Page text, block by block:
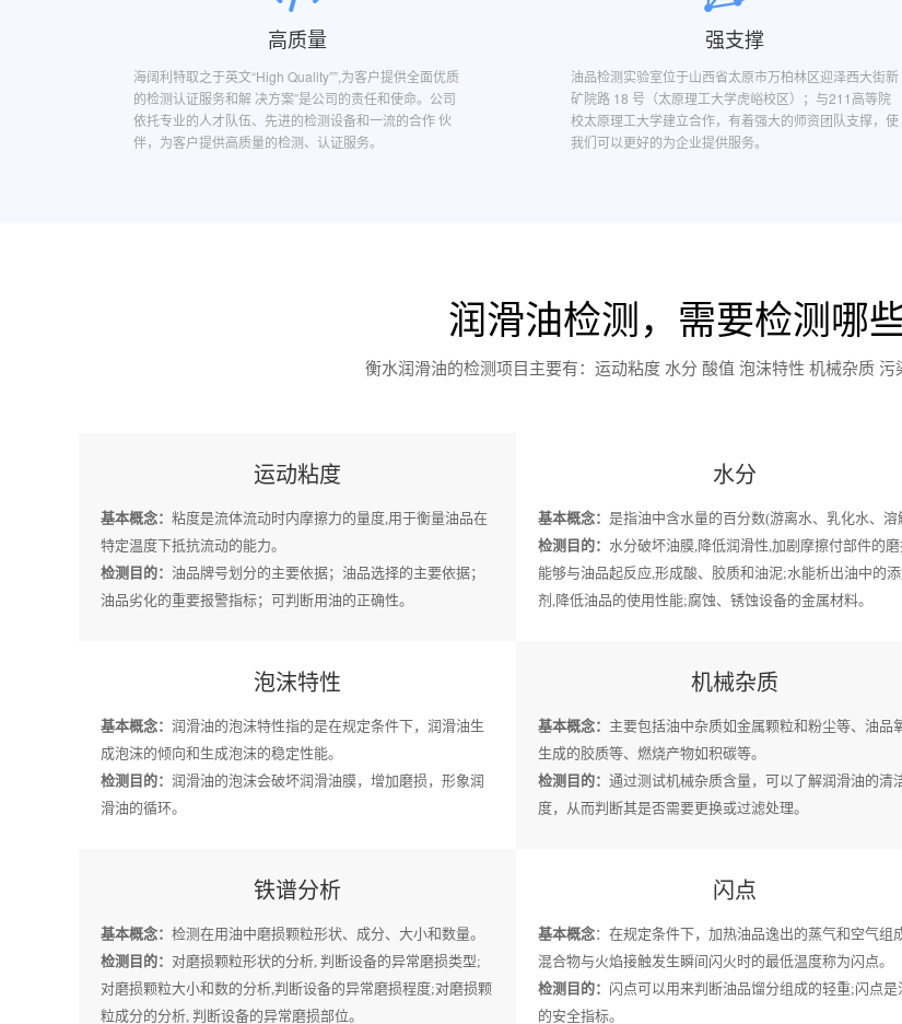
高质量
海阔利特取之于英文“High Quality””,为客户提供全面优质
的检测认证服务和解 决方案”是公司的责任和使命。公司
依托专业的人才队伍、先进的检测设备和一流的合作 伙
伴，为客户提供高质量的检测、认证服务。
强支撑
油品检测实验室位于山西省太原市万柏林区迎泽西大街新
矿院路 18 号（太原理工大学虎峪校区）；与211高等院
校太原理工大学建立合作，有着强大的师资团队支撑，使
我们可以更好的为企业提供服务。
润滑油检测，需要检测哪
衡水润滑油的检测项目主要有：运动粘度 水分 酸值 泡沫特性 机械杂质
运动粘度
基本概念： 粘度是流体流动时内摩擦力的量度,用于衡量油品在
特定温度下抵抗流动的能力。
检测目的： 油品牌号划分的主要依据；油品选择的主要依据；
油品劣化的重要报警指标；可判断用油的正确性。
水分
基本概念： 是指油中含水量的百分数(游离水、乳化水、溶
检测目的： 水分破坏油膜,降低润滑性,加剧摩擦付部件的磨
能够与油品起反应,形成酸、胶质和油泥;水能析出油中的
剂,降低油品的使用性能;腐蚀、锈蚀设备的金属材料。
泡沫特性
基本概念： 润滑油的泡沫特性指的是在规定条件下，润滑油生
成泡沫的倾向和生成泡沫的稳定性能。
检测目的： 润滑油的泡沫会破坏润滑油膜，增加磨损，形象润
滑油的循环。
机械杂质
基本概念： 主要包括油中杂质如金属颗粒和粉尘等、油品
生成的胶质等、燃烧产物如积碳等。
检测目的： 通过测试机械杂质含量，可以了解润滑油的清
度，从而判断其是否需要更换或过滤处理。
铁谱分析
基本概念： 检测在用油中磨损颗粒形状、成分、大小和数量。
检测目的： 对磨损颗粒形状的分析, 判断设备的异常磨损类型;
对磨损颗粒大小和数的分析,判断设备的异常磨损程度;对磨损颗
粒成分的分析, 判断设备的异常磨损部位。
闪点
基本概念：在规定条件下，加热油品逸出的蒸气和空气组
混合物与火焰接触发生瞬间闪火时的最低温度称为闪点。
检测目的： 闪点可以用来判断油品馏分组成的轻重;闪点是
的安全指标。